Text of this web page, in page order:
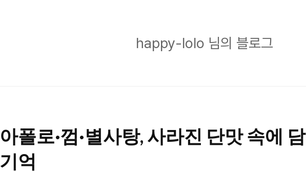
lolo
그
happy-lolo 님의 블로그
아폴로·껌·별사탕, 사라진 단맛 속에
기억